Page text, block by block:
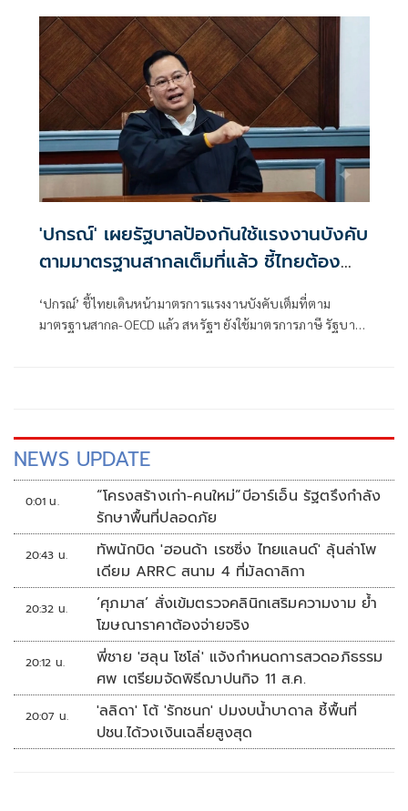
ที่สามติดต่อกัน
'ปกรณ์' เผยรัฐบาลป้องกันใช้แรงงานบังคับ
ตามมาตรฐานสากลเต็มที่แล้ว ชี้ไทยต้อง
ปรับตัวเจรจาคู่ค้ารายอื่น อย่าหวังพึ่งพา
สหรัฐ
‘ปกรณ์’ ชี้ไทยเดินหน้ามาตรการแรงงานบังคับเต็มที่ตาม
มาตรฐานสากล-OECD แล้ว สหรัฐฯ ยังใช้มาตรการภาษี รัฐบาล
NEWS UPDATE
0:01 น.
“โครงสร้างเก่า-คนใหม่”บีอาร์เอ็น รัฐตรึงกำลัง
รักษาพื้นที่ปลอดภัย
20:43 น.
ทัพนักบิด 'ฮอนด้า เรซซิ่ง ไทยแลนด์' ลุ้นล่าโพ
เดียม ARRC สนาม 4 ที่มัลดาลิกา
20:32 น.
‘ศุภมาส’ สั่งเข้มตรวจคลินิกเสริมความงาม ย้ำ
โฆษณาราคาต้องจ่ายจริง
20:12 น.
พี่ชาย 'ฮลุน โซโล่' แจ้งกำหนดการสวดอภิธรรม
ศพ เตรียมจัดพิธีฌาปนกิจ 11 ส.ค.
20:07 น.
'ลลิดา' โต้ 'รักชนก' ปมงบน้ำบาดาล ชี้พื้นที่
ปชน.ได้วงเงินเฉลี่ยสูงสุด